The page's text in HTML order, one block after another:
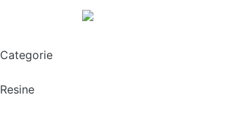
Categorie
Resine